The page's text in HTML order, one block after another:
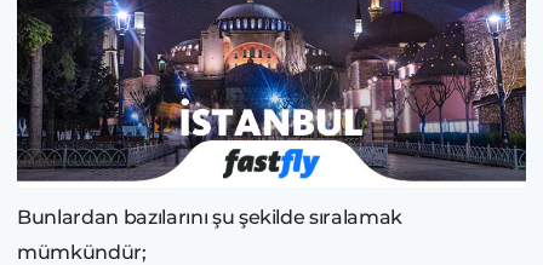
Bunlardan bazılarını şu şekilde sıralamak
mümkündür;